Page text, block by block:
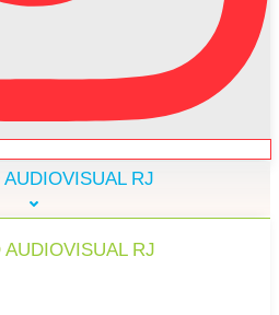
RJ
AUDIOVISUAL RJ